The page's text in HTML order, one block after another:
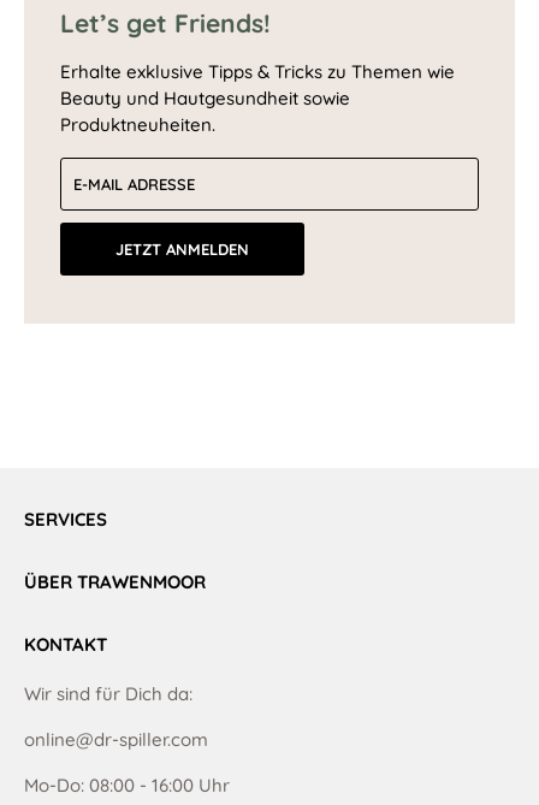
Let’s get Friends!
Erhalte exklusive Tipps & Tricks zu Themen wie
Beauty und Hautgesundheit sowie
Produktneuheiten.
JETZT ANMELDEN
SERVICES
ÜBER TRAWENMOOR
KONTAKT
Wir sind für Dich da:
online@dr-spiller.com
Mo-Do: 08:00 - 16:00 Uhr